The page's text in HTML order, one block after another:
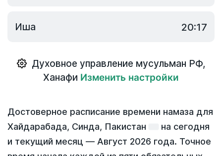
Иша 20:17
Духовное управление мусульман РФ,
Ханафи Изменить настройки
Достоверное расписание времени намаза для
Хайдарабада, Синда, Пакистан
на сегодня
и текущий месяц — Август 2026 года. Точное